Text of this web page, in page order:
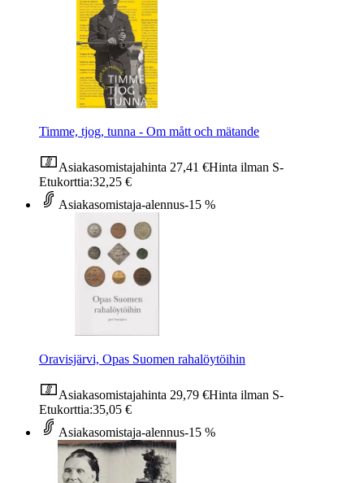
Timme, tjog, tunna - Om mått och mätande
Asiakasomistajahinta 27,41 €Hinta ilman S-
Etukorttia:32,25 €
Asiakasomistaja-alennus-15 %
Oravisjärvi, Opas Suomen rahalöytöihin
Asiakasomistajahinta 29,79 €Hinta ilman S-
Etukorttia:35,05 €
Asiakasomistaja-alennus-15 %